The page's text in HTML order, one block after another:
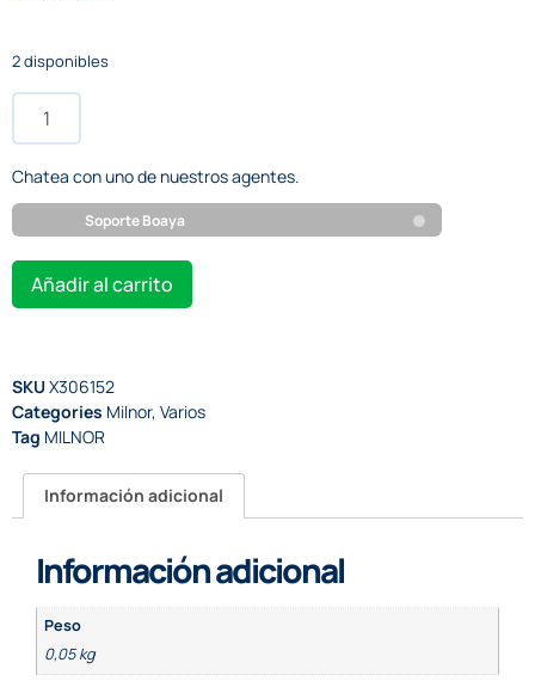
2 disponibles
Chatea con uno de nuestros agentes.
Soporte Boaya
Añadir al carrito
SKUX306152
Categories Milnor, Varios
Tag MILNOR
Información adicional
Información adicional
Peso
0,05 kg